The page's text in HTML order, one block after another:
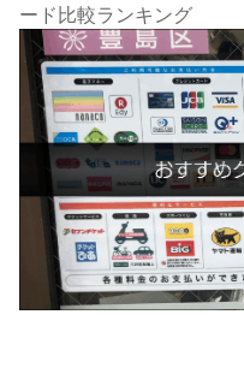
ード比較ランキング